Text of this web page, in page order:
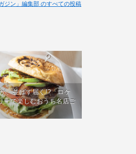
ジン」編集部 のすべての投稿
、並ばず届く!?「ロケ
ーで楽しむおうち名店ご